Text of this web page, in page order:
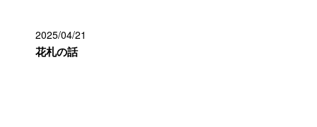
2025/04/21
花札の話